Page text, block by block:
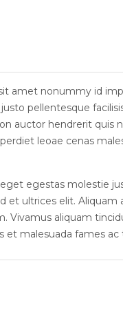
amet nonummy id
pellentesque
auctor hendrerit quis
leoae cenas
egestas molestie
et ultrices elit. Aliquam
Vivamus aliquam
malesuada fames ac